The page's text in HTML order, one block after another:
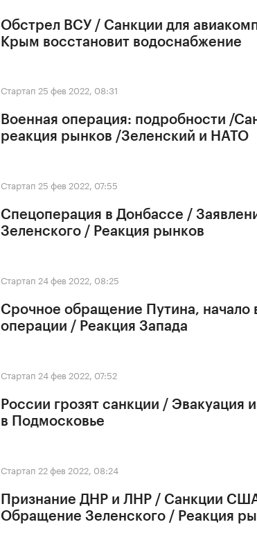
Обстрел ВСУ / Санкции для
Крым восстановит водоснабжение
Стартап 25 фев 2022, 08:31
Военная операция: подробности /
реакция рынков /Зеленский и НАТО
Стартап 25 фев 2022, 07:55
Спецоперация в Донбассе /
Зеленского / Реакция рынков
Стартап 24 фев 2022, 08:25
Срочное обращение Путина, начало
операции / Реакция Запада
Стартап 24 фев 2022, 07:52
России грозят санкции / Эвакуация
в Подмосковье
Стартап 22 фев 2022, 08:24
Признание ДНР и ЛНР / Санкции
Обращение Зеленского / Реакция